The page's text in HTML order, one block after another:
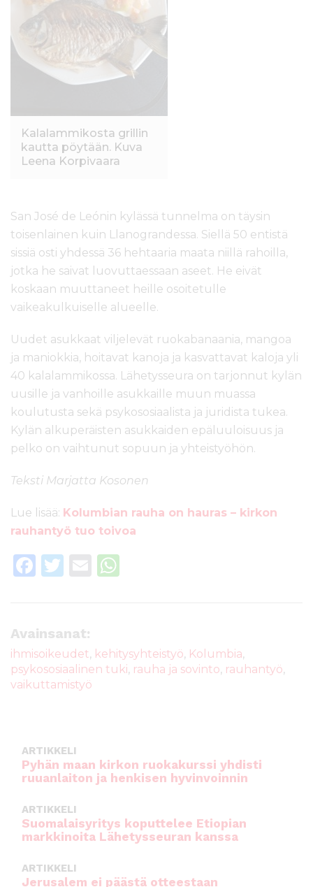
Kalalammikosta grillin
kautta pöytään. Kuva
Leena Korpivaara
San José de Leónin kylässä tunnelma on täysin
toisenlainen kuin Llanograndessa. Siellä 50 entistä
sissiä osti yhdessä 36 hehtaaria maata niillä rahoilla,
jotka he saivat luovuttaessaan aseet. He eivät
koskaan muuttaneet heille osoitetulle
vaikeakulkuiselle alueelle.
Uudet asukkaat viljelevät ruokabanaania, mangoa
ja maniokkia, hoitavat kanoja ja kasvattavat kaloja yli
40 kalalammikossa. Lähetysseura on tarjonnut kylän
uusille ja vanhoille asukkaille muun muassa
koulutusta sekä psykososiaalista ja juridista tukea.
Kylän alkuperäisten asukkaiden epäluuloisuus ja
pelko on vaihtunut sopuun ja yhteistyöhön.
Teksti Marjatta Kosonen
Lue lisää: Kolumbian rauha on hauras – kirkon
rauhantyö tuo toivoa
F
e
b
o
T
te
r
E
A
p
Avainsanat:
ihmisoikeudet, kehitysyhteistyö, Kolumbia,
psykososiaalinen tuki, rauha ja sovinto, rauhantyö,
vaikuttamistyö
ARTIKKELI
Pyhän maan kirkon ruokakurssi yhdisti
ruuanlaiton ja henkisen hyvinvoinnin
ARTIKKELI
Suomalaisyritys koputtelee Etiopian
markkinoita Lähetysseuran kanssa
ARTIKKELI
Jerusalem ei päästä otteestaan